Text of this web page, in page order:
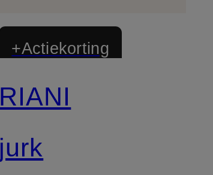
+Actiekorting
RIANI
jurk